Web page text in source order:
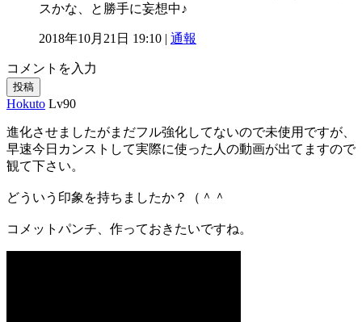
スかな、と勝手に妄想中♪
2018年10月21日 19:10 | 通報
コメントを入力
投稿
Hokuto Lv90
進化させましたがまだフル強化してないので未使用ですが、
早速今日カンストして実際に使った人の動画が出てますので
観て下さい。
どういう印象を持ちましたか？（＾＾
コメットパンチ、作っておきたいですね。